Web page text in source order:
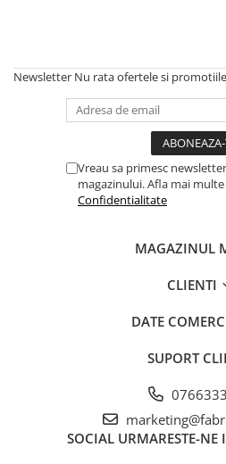
Newsletter Nu rata ofertele si
Vreau sa primesc
magazinului. Afla mai multe
Confidentialitate
MAGAZINUL
CLIENTI
DATE
SUPORT
SOCIAL URMARESTE-